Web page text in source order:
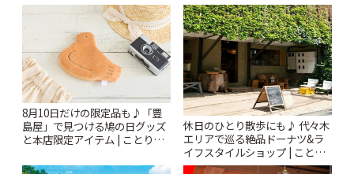
8月10日だけの限定品も♪「豊
島屋」で見つける鳩の日グッズ
と本店限定アイテム | ことりっ
休日のひとり散歩にも♪ 代々木
エリアで巡る絶品ドーナツ&ラ
イフスタイルショップ | ことり
っぷ